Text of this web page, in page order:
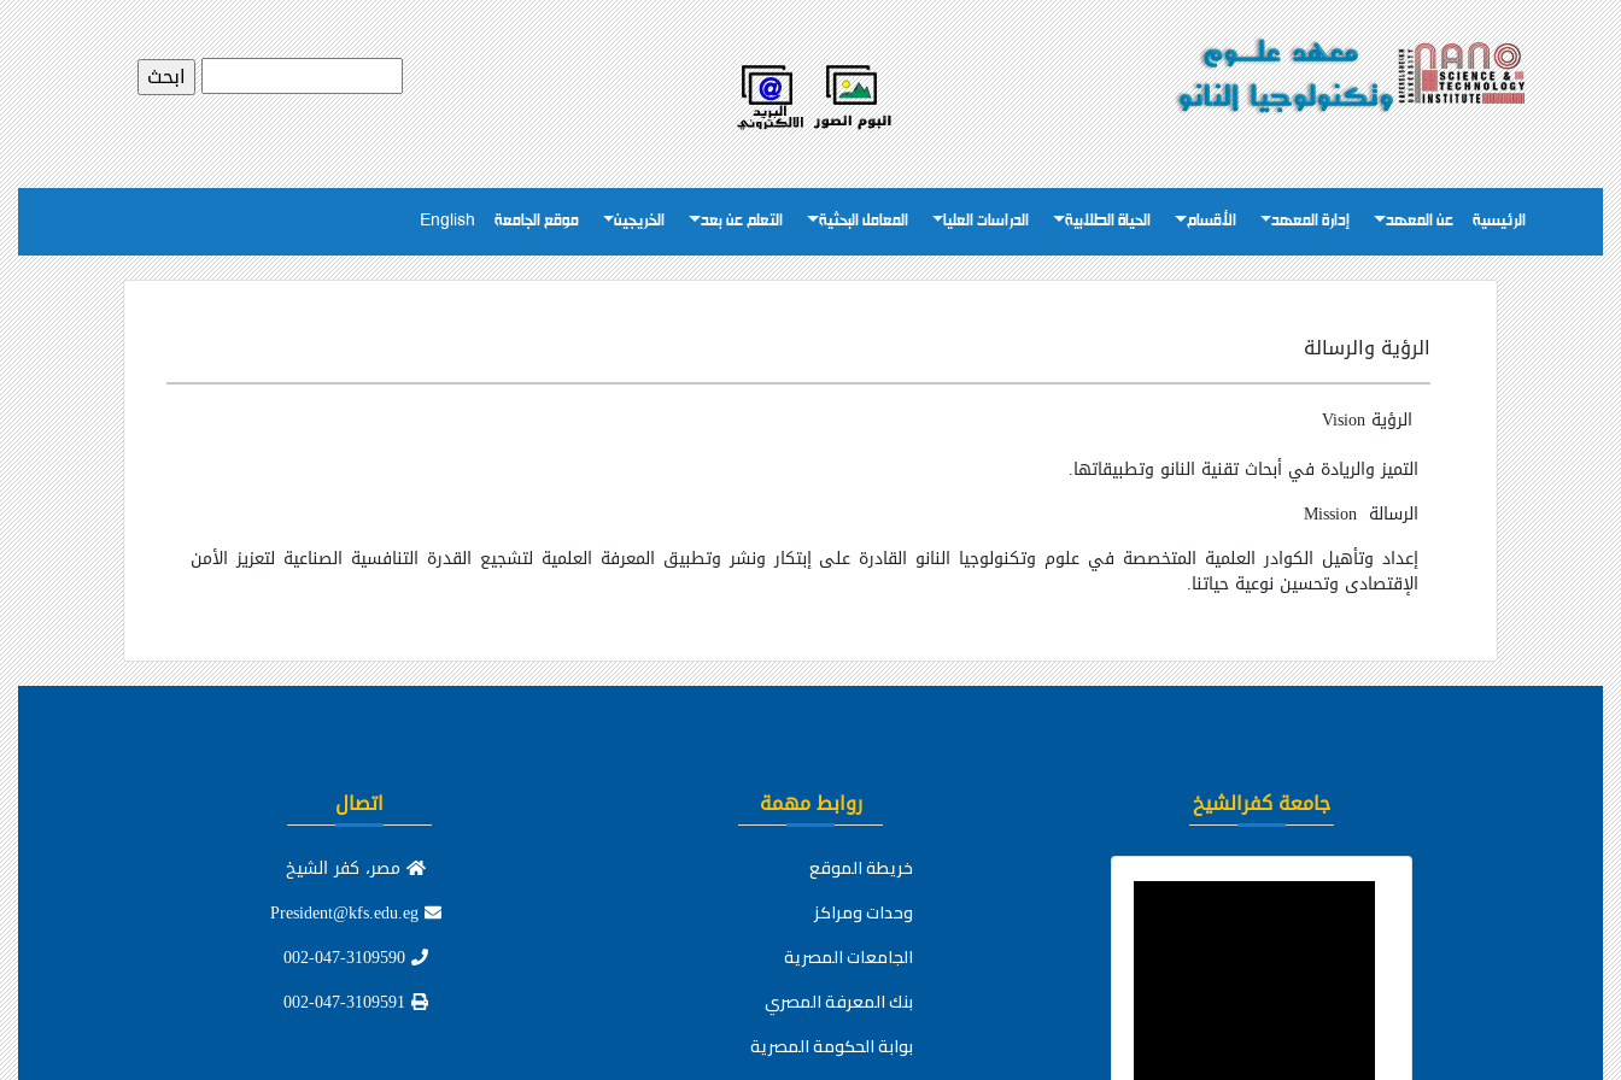
الرئيسية عن المعهد إدارة المعهد الأقسام الحياة الطلابية الدراسات العليا المعامل البحثية التعلم عن بعد الخريجين موقع الجامعة English
الرؤية والرسالة
الرؤية Vision
التميز والريادة في أبحاث تقنية النانو وتطبيقاتها.
الرسالة Mission
إعداد وتأهيل الكوادر العلمية المتخصصة في علوم وتكنولوجيا النانو القادرة على إبتكار ونشر وتطبيق المعرفة العلمية لتشجيع القدرة التنافسية الصناعية لتعزيز الأمن
الإقتصادى وتحسين نوعية حياتنا.
جامعة كفرالشيخ روابط مهمة
خريطة الموقع
وحدات ومراكز
الجامعات المصرية
بنك المعرفة المصري
بوابة الحكومة المصرية
اتصال
مصر، كفر الشيخ